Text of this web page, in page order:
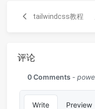
tailwindcss教程
评论